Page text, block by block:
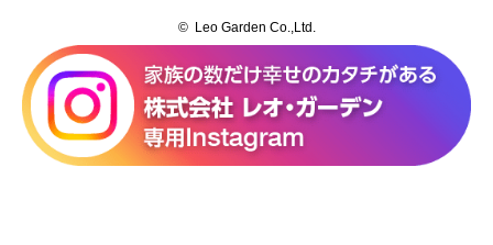
© Leo Garden Co.,Ltd.